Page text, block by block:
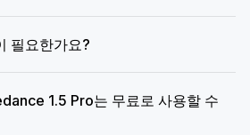
필요한가요?
1.5 Pro는 무료로 사용할 수